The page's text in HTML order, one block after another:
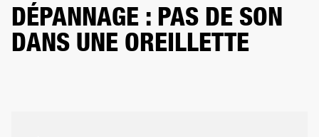
DÉPANNAGE : PAS DE SON
DANS UNE OREILLETTE